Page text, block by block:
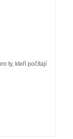
ty, kteří počítají